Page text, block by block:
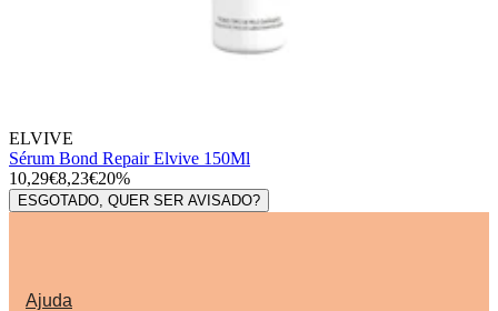
ELVIVE
Sérum Bond Repair Elvive 150Ml
10,29€8,23€20%
ESGOTADO, QUER SER AVISADO?
Ajuda